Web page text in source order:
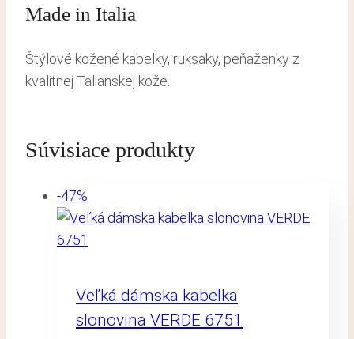
Made in Italia
Štýlové kožené kabelky, ruksaky, peňaženky z
kvalitnej Talianskej kože.
Súvisiace produkty
-47%
Veľká dámska kabelka
slonovina VERDE 6751